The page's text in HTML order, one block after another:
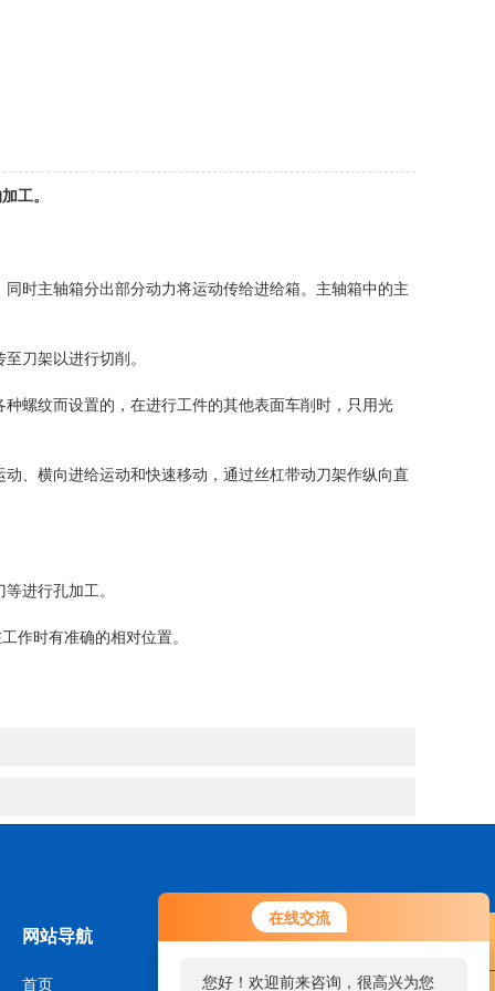
在线交流
您好！欢迎前来咨询，很高兴为您
工。
主轴箱分出部分动力将运动传给进给箱。主轴箱中的主
刀架以进行切削。
螺纹而设置的，在进行工件的其他表面车削时，只用光
横向进给运动和快速移动，通过丝杠带动刀架作纵向直
进行孔加工。
时有准确的相对位置。
网站导航
首页